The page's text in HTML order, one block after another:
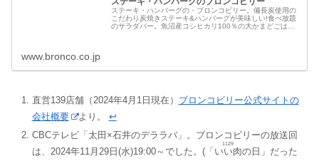
ステーキ・ハンバーグの・ブロンコビリー。備長炭使用の
こだわり炭焼きステーキ&ハンバーグが美味しい!食べ放題
のサラダバー。魚沼産コシヒカリ100％の大かまどごはん
www.bronco.co.jp
直営139店舗（2024年4月1日現在） ブロンコビリー公式サイトの
会社概要
より。 ↩︎
CBCテレビ「太田×石井のデララバ」。ブロンコビリーの放送回
は、2024年11月29日(水)19:00～でした。(「 いい肉
1129
の日」だった